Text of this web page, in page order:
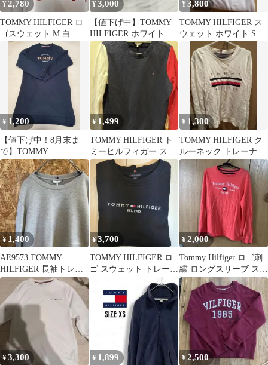
¥2,780
TOMMY HILFIGER ロ
ゴスウェット M 白
【933】
¥3,000
【値下げ中】TOMMY
HILFIGER ホワイト ク
ルーネック トレーナー
¥3,800
TOMMY HILFIGER ス
ウェット ホワイト Sサ
¥ 1,200
【値下げ中！8月末ま
で】TOMMY
HILFIGER ネイビー ト
レーナー M
¥ 1,499
TOMMY HILFIGER ト
ミーヒルフィガー スウ
ェット トレーナー
¥ 1,300
TOMMY HILFIGER ク
ルーネック トレーナー
L/XL ホワイト
¥ 1,400
AE9573 TOMMY
HILFIGER 長袖トレー
ナー グレー レディース
¥3,700
TOMMY HILFIGER ロ
ゴ スウェット トレーナ
ー ネイビー 定番 XS
¥2,000
Tommy Hilfiger ロゴ刺
繍 ロングスリーブ スウ
ェット
¥3,300 ¥ 1,899 ¥2,500